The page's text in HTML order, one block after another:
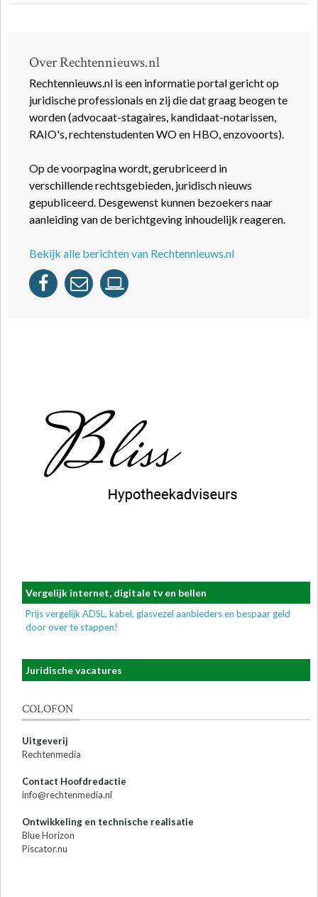
Over Rechtennieuws.nl
Rechtennieuws.nl is een informatie portal gericht op
juridische professionals en zij die dat graag beogen te
worden (advocaat-stagaires, kandidaat-notarissen,
RAIO's, rechtenstudenten WO en HBO, enzovoorts).
Op de voorpagina wordt, gerubriceerd in
verschillende rechtsgebieden, juridisch nieuws
gepubliceerd. Desgewenst kunnen bezoekers naar
aanleiding van de berichtgeving inhoudelijk reageren.
Bekijk alle berichten van Rechtennieuws.nl
Vergelijk internet, digitale tv en bellen
Prijs vergelijk ADSL, kabel, glasvezel aanbieders en bespaar geld
door over te stappen!
Juridische vacatures
COLOFON
Uitgeverij
Rechtenmedia
Contact Hoofdredactie
info@rechtenmedia.nl
Ontwikkeling en technische realisatie
Blue Horizon
Piscator.nu